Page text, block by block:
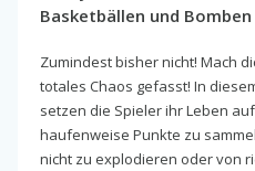
Basketbällen und
Zumindest bisher nicht! Mach
totales Chaos gefasst! In
setzen die Spieler ihr Leben
haufenweise Punkte zu
nicht zu explodieren oder von